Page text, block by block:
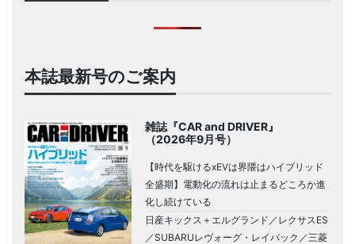
本誌最新号のご案内
雑誌『CAR and DRIVER』
（2026年9月号）
【時代を駆けるxEVは界隈はハイブリッド
全盛期】電動化の流れは止まるどころか進
化し続けている
日産キックス＋エルグランド／レクサスES
／SUBARUレヴォーグ・レイバック／三菱